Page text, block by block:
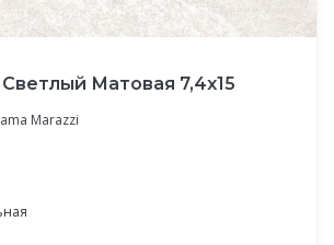
Матовая 7,4х15
Marazzi